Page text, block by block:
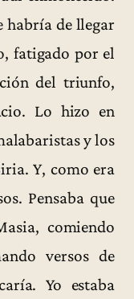
habría de llegar
fatigado por el
del triunfo,
Lo hizo en
y los
Y, como era
Pensaba que
comiendo
versos de
Yo estaba